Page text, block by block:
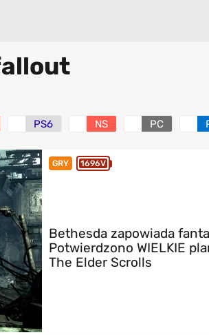
PS6 NS PC
GRY 1696V
Bethesda zapowiada
Potwierdzono WIELKIE
The Elder Scrolls